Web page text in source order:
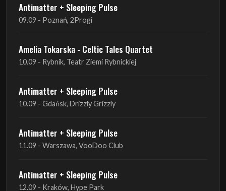
Antimatter + Sleeping Pulse
09.09 - Poznań, 2Progi
Amelia Tokarska - Celtic Tales Quartet
10.09 - Rybnik, Teatr Ziemi Rybnickiej
Antimatter + Sleeping Pulse
10.09 - Gdańsk, Drizzly Grizzly
Antimatter + Sleeping Pulse
11.09 - Warszawa, VooDoo Club
Antimatter + Sleeping Pulse
12.09 - Kraków, Hype Park